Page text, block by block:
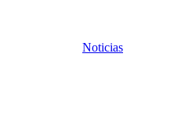
Noticias